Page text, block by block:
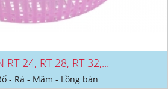
RT 24, RT 28, RT 32,...
- Rá - Mâm - Lồng bàn